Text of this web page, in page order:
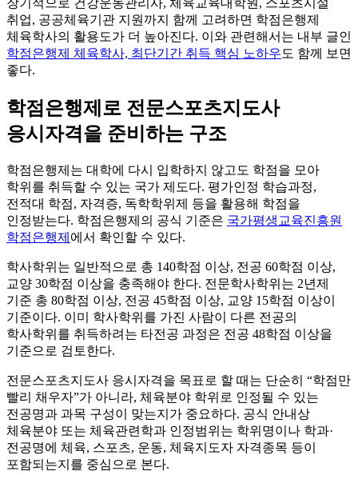
장기적으로 건강운동관리사, 체육교육대학원, 스포츠시설
취업, 공공체육기관 지원까지 함께 고려하면 학점은행제
체육학사의 활용도가 더 높아진다. 이와 관련해서는 내부 글인
학점은행제 체육학사, 최단기간 취득 핵심 노하우도 함께 보면
좋다.
학점은행제로 전문스포츠지도사
응시자격을 준비하는 구조
학점은행제는 대학에 다시 입학하지 않고도 학점을 모아
학위를 취득할 수 있는 국가 제도다. 평가인정 학습과정,
전적대 학점, 자격증, 독학학위제 등을 활용해 학점을
인정받는다. 학점은행제의 공식 기준은 국가평생교육진흥원
학점은행제 에서 확인할 수 있다.
학사학위는 일반적으로 총 140학점 이상, 전공 60학점 이상,
교양 30학점 이상을 충족해야 한다. 전문학사학위는 2년제
기준 총 80학점 이상, 전공 45학점 이상, 교양 15학점 이상이
기준이다. 이미 학사학위를 가진 사람이 다른 전공의
학사학위를 취득하려는 타전공 과정은 전공 48학점 이상을
기준으로 검토한다.
전문스포츠지도사 응시자격을 목표로 할 때는 단순히 “학점만
빨리 채우자”가 아니라, 체육분야 학위로 인정될 수 있는
전공명과 과목 구성이 맞는지가 중요하다. 공식 안내상
체육분야 또는 체육관련학과 인정범위는 학위명이나 학과·
전공명에 체육, 스포츠, 운동, 체육지도자 자격종목 등이
포함되는지를 중심으로 본다.